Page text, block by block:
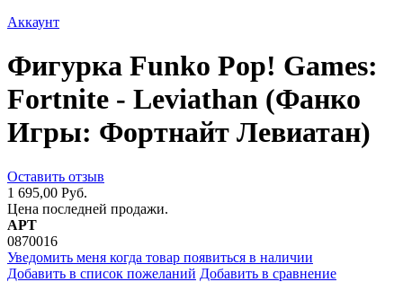
Аккаунт
Фигурка Funko Pop! Games:
Fortnite - Leviathan (Фанко
Игры: Фортнайт Левиатан)
Оставить отзыв
1 695,00 Руб.
Цена последней продажи.
АРТ
0870016
Уведомить меня когда товар появиться в наличии
Добавить в список пожеланий Добавить в сравнение